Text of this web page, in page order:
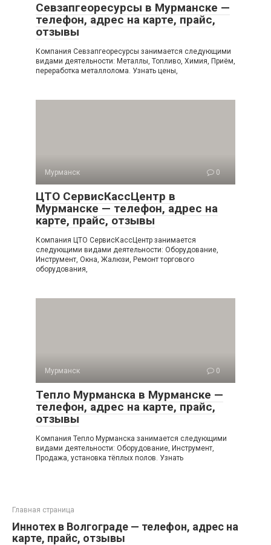
Севзапгеоресурсы в Мурманске —
телефон, адрес на карте, прайс,
отзывы
Компания Севзапгеоресурсы занимается следующими
видами деятельности: Металлы, Топливо, Химия, Приём,
переработка металлолома. Узнать цены,
Мурманск 0
ЦТО СервисКассЦентр в
Мурманске — телефон, адрес на
карте, прайс, отзывы
Компания ЦТО СервисКассЦентр занимается
следующими видами деятельности: Оборудование,
Инструмент, Окна, Жалюзи, Ремонт торгового
оборудования,
Мурманск 0
Тепло Мурманска в Мурманске —
телефон, адрес на карте, прайс,
отзывы
Компания Тепло Мурманска занимается следующими
видами деятельности: Оборудование, Инструмент,
Продажа, установка тёплых полов. Узнать
Главная страница
Иннотех в Волгограде — телефон, адрес на
карте, прайс, отзывы